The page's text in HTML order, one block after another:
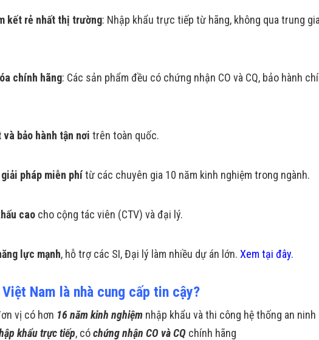
kết rẻ nhất thị trường: Nhập khẩu trực tiếp từ hãng, không qua trung
chính hãng: Các sản phẩm đều có chứng nhận CO và CQ, bảo hành
và bảo hành tận nơi trên toàn quốc.
pháp miễn phítừ các chuyên gia 10 năm kinh nghiệm trong ngành.
cao cho cộng tác viên (CTV) và đại lý.
lực mạnh, hỗ trợ các SI, Đại lý làm nhiều dự án lớn. Xem tại đây.
Nam là nhà cung cấp tin cậy?
vị có hơn 16 năm kinh nghiệm nhập khẩu và thi công hệ thống an ninh
khẩu trực tiếp, cóchứng nhận CO và CQ chính hãng